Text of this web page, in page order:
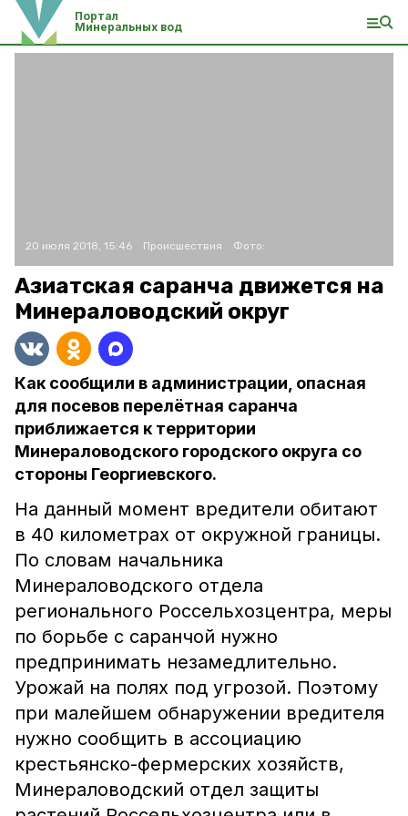
Портал
Минеральных вод
20 июля 2018, 15:46 Происшествия Фото:
Азиатская саранча движется на
Минераловодский округ
Как сообщили в администрации, опасная
для посевов перелётная саранча
приближается к территории
Минераловодского городского округа со
стороны Георгиевского.
На данный момент вредители обитают
в 40 километрах от окружной границы.
По словам начальника
Минераловодского отдела
регионального Россельхозцентра, меры
по борьбе с саранчой нужно
предпринимать незамедлительно.
Урожай на полях под угрозой. Поэтому
при малейшем обнаружении вредителя
нужно сообщить в ассоциацию
крестьянско-фермерских хозяйств,
Минераловодский отдел защиты